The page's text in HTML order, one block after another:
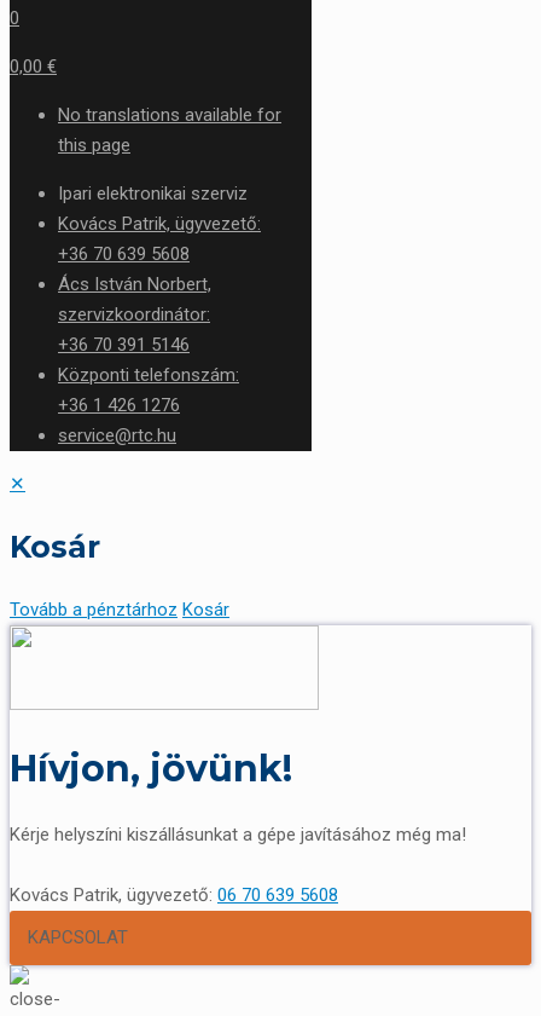
0
0,00 €
No translations available for
this page
Ipari elektronikai szerviz
Kovács Patrik, ügyvezető:
+36 70 639 5608
Ács István Norbert,
szervizkoordinátor:
+36 70 391 5146
Központi telefonszám:
+36 1 426 1276
service@rtc.hu
✕
Kosár
Tovább a pénztárhoz Kosár
Hívjon, jövünk!
Kérje helyszíni kiszállásunkat a gépe javításához még ma!
Kovács Patrik, ügyvezető: 06 70 639 5608
KAPCSOLAT